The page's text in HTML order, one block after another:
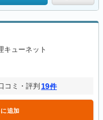
キューネット
コミ・評判 19件
追加